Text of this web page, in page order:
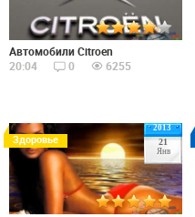
Автомобили Citroen
20:04
0 6255
2013
21
Янв
Здоровье